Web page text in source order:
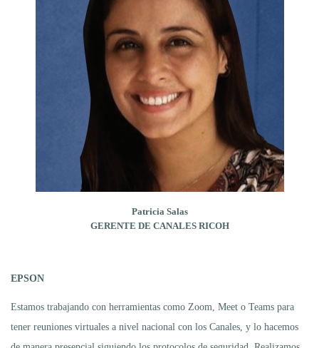
Patricia Salas
GERENTE DE CANALES RICOH
EPSON
Estamos trabajando con herramientas como Zoom, Meet o Teams para
tener reuniones virtuales a nivel nacional con los Canales, y lo hacemos